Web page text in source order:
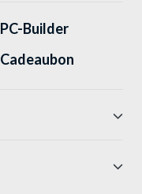
PC-Builder
Cadeaubon